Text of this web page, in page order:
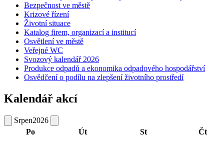
Bezpečnost ve městě
Krizové řízení
Životní situace
Katalog firem, organizací a institucí
Osvětlení ve městě
Veřejné WC
Svozový kalendář 2026
Produkce odpadů a ekonomika odpadového hospodářství
Osvědčení o podílu na zlepšení životního prostředí
Kalendář akcí
Srpen2026
Po
Út St Čt